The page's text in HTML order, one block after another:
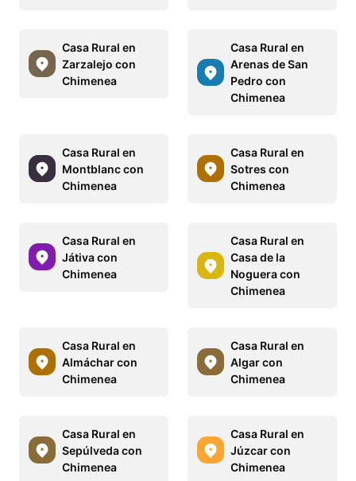
Casa Rural en
Zarzalejo con
Chimenea
Casa Rural en
Arenas de San
Pedro con
Chimenea
Casa Rural en
Montblanc con
Chimenea
Casa Rural en
Sotres con
Chimenea
Casa Rural en
Játiva con
Chimenea
Casa Rural en
Casa de la
Noguera con
Chimenea
Casa Rural en
Almáchar con
Chimenea
Casa Rural en
Algar con
Chimenea
Casa Rural en
Sepúlveda con
Chimenea
Casa Rural en
Júzcar con
Chimenea